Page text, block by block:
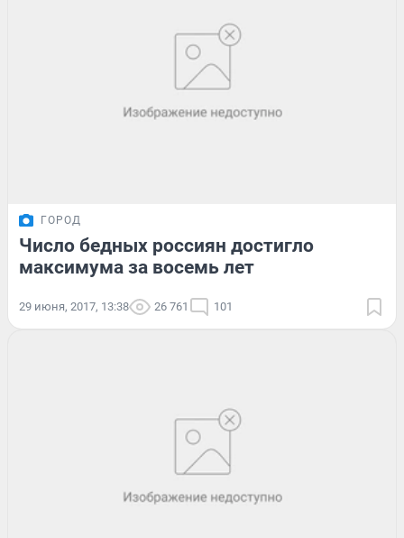
ГОРОД
Число бедных россиян достигло
максимума за восемь лет
29 июня, 2017, 13:38 26 761 101